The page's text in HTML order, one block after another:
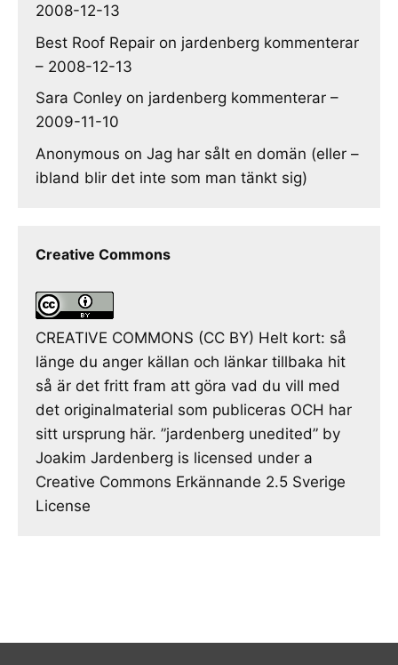
2008-12-13
Best Roof Repair on jardenberg kommenterar
– 2008-12-13
Sara Conley on jardenberg kommenterar –
2009-11-10
Anonymous on Jag har sålt en domän (eller –
ibland blir det inte som man tänkt sig)
Creative Commons
CREATIVE COMMONS (CC BY) Helt kort: så
länge du anger källan och länkar tillbaka hit
så är det fritt fram att göra vad du vill med
det originalmaterial som publiceras OCH har
sitt ursprung här. ”jardenberg unedited” by
Joakim Jardenberg is licensed under a
Creative Commons Erkännande 2.5 Sverige
License